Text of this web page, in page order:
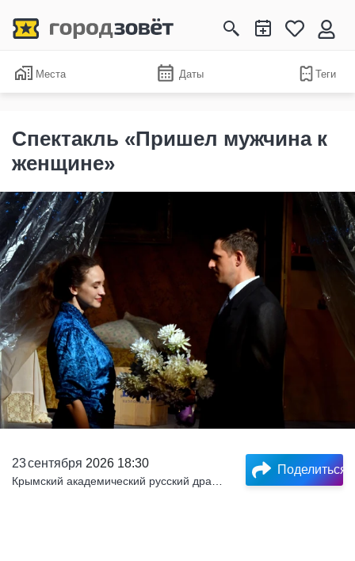
Места Даты Теги
Спектакль «Пришел мужчина к
женщине»
23сентября 2026 18:30 Поделиться